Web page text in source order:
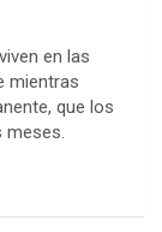
en las
mientras
que los
meses.